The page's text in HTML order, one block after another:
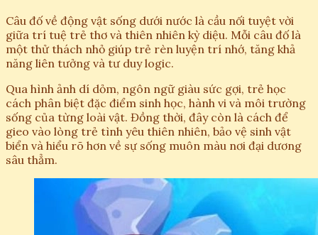
Câu đố về động vật sống dưới nước là cầu nối tuyệt vời
giữa trí tuệ trẻ thơ và thiên nhiên kỳ diệu. Mỗi câu đố là
một thử thách nhỏ giúp trẻ rèn luyện trí nhớ, tăng khả
năng liên tưởng và tư duy logic.
Qua hình ảnh dí dỏm, ngôn ngữ giàu sức gợi, trẻ học
cách phân biệt đặc điểm sinh học, hành vi và môi trường
sống của từng loài vật. Đồng thời, đây còn là cách để
gieo vào lòng trẻ tình yêu thiên nhiên, bảo vệ sinh vật
biển và hiểu rõ hơn về sự sống muôn màu nơi đại dương
sâu thẳm.